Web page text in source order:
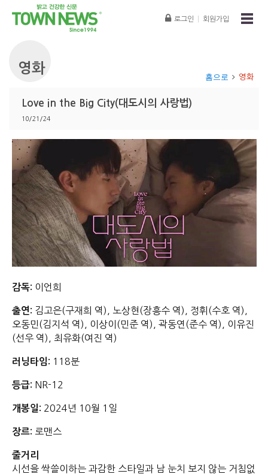
로그인 회원가입
영화
홈으로 영화
Love in the Big City(대도시의 사랑법)
10/21/24
감독: 이언희
출연: 김고은(구재희 역), 노상현(장흥수 역), 정휘(수호 역),
오동민(김지석 역), 이상이(민준 역), 곽동연(준수 역), 이유진
(선우 역), 최유화(여진 역)
러닝타임: 118분
등급: NR-12
개봉일: 2024년 10월 1일
장르: 로맨스
줄거리
시선을 싹쓸이하는 과감한 스타일과 남 눈치 보지 않는 거침없